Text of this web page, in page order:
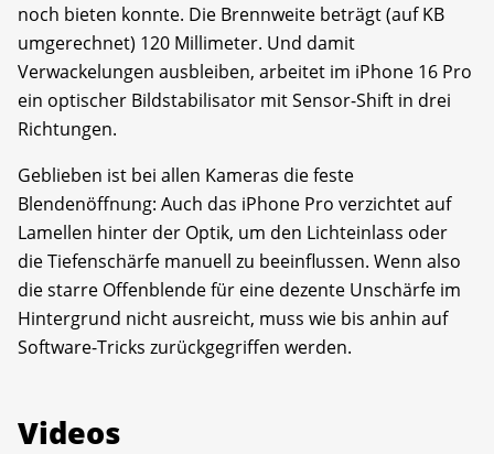
noch bieten konnte. Die Brennweite beträgt (auf KB
umgerechnet) 120 Millimeter. Und damit
Verwackelungen ausbleiben, arbeitet im iPhone 16 Pro
ein optischer Bildstabilisator mit Sensor-Shift in drei
Richtungen.
Geblieben ist bei allen Kameras die feste
Blendenöffnung: Auch das iPhone Pro verzichtet auf
Lamellen hinter der Optik, um den Lichteinlass oder
die Tiefenschärfe manuell zu beeinflussen. Wenn also
die starre Offenblende für eine dezente Unschärfe im
Hintergrund nicht ausreicht, muss wie bis anhin auf
Software-Tricks zurückgegriffen werden.
Videos